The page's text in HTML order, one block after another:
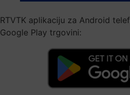
RTVTK aplikaciju za Android
Google Play trgovini: